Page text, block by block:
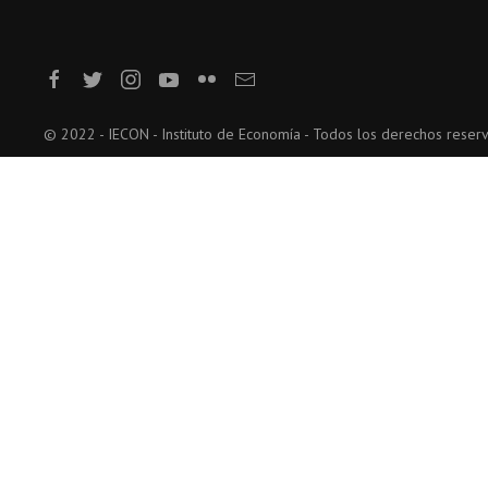
© 2022 - IECON - Instituto de Economía - Todos los derechos